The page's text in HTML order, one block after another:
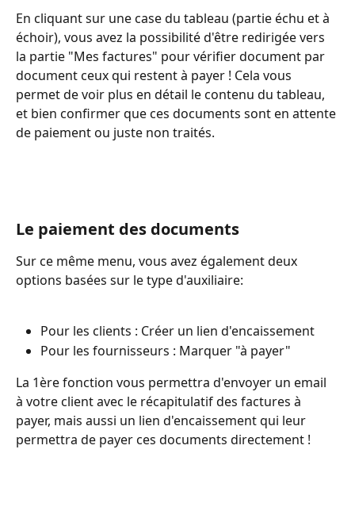
En cliquant sur une case du tableau (partie échu et à
échoir), vous avez la possibilité d'être redirigée vers
la partie "Mes factures" pour vérifier document par
document ceux qui restent à payer ! Cela vous
permet de voir plus en détail le contenu du tableau,
et bien confirmer que ces documents sont en attente
de paiement ou juste non traités.
Le paiement des documents
Sur ce même menu, vous avez également deux
options basées sur le type d'auxiliaire:
Pour les clients : Créer un lien d'encaissement
Pour les fournisseurs : Marquer "à payer"
La 1ère fonction vous permettra d'envoyer un email
à votre client avec le récapitulatif des factures à
payer, mais aussi un lien d'encaissement qui leur
permettra de payer ces documents directement !